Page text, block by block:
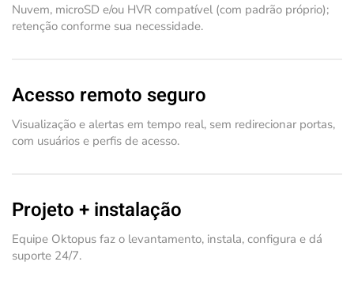
Nuvem, microSD e/ou HVR compatível (com padrão próprio);
retenção conforme sua necessidade.
Acesso remoto seguro
Visualização e alertas em tempo real, sem redirecionar portas,
com usuários e perfis de acesso.
Projeto + instalação
Equipe Oktopus faz o levantamento, instala, configura e dá
suporte 24/7.